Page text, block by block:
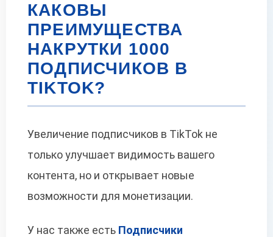
КАКОВЫ
ПРЕИМУЩЕСТВА
НАКРУТКИ 1000
ПОДПИСЧИКОВ В
TIKTOK?
Увеличение подписчиков в TikTok не
только улучшает видимость вашего
контента, но и открывает новые
возможности для монетизации.
У нас также есть Подписчики